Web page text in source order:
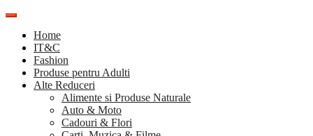
Sari
conținutHome
IT&C
Fashion
Produse pentru Adulti
Alte Reduceri
Alimente si Produse Naturale
Auto & Moto
Cadouri & Flori